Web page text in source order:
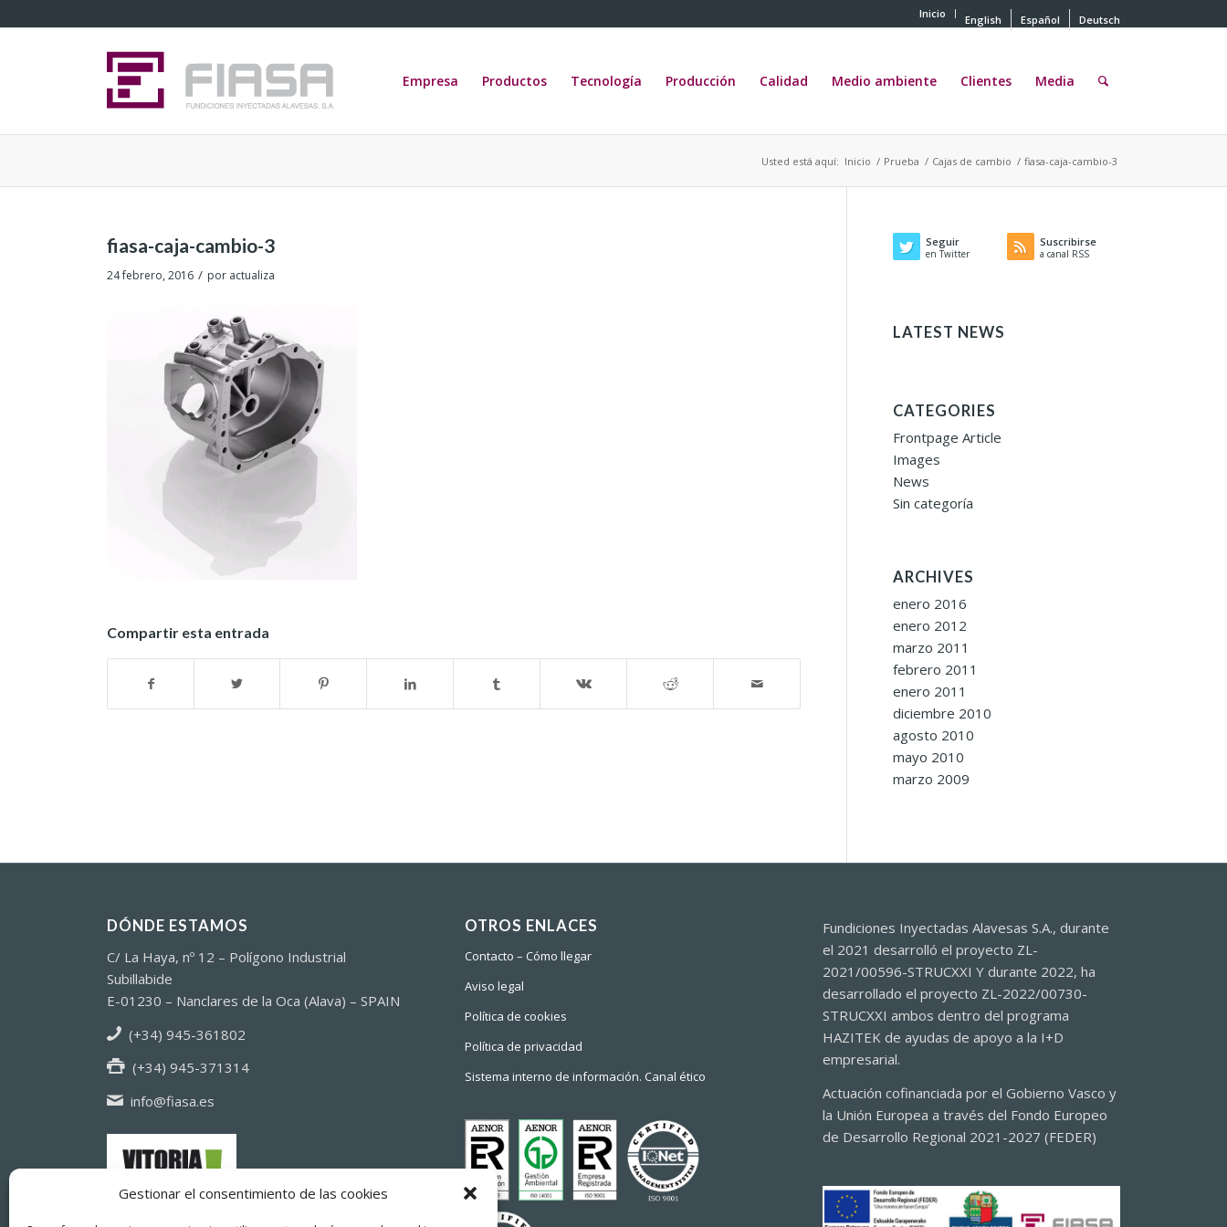
Gestionar el consentimiento de las cookies
Inicio English Español Deutsch
Empresa Productos Tecnología Producción Calidad Medio ambiente Clientes Media
Usted está aquí: Inicio / Prueba / Cajas de cambio / fiasa-caja-cambio-3
fiasa-caja-cambio-3
24 febrero, 2016 / por actualiza
Compartir esta entrada
Seguir
en Twitter
Suscribirse
a canal RSS
LATEST NEWS
CATEGORIES
Frontpage Article
Images
News
Sin categoría
ARCHIVES
enero 2016
enero 2012
marzo 2011
febrero 2011
enero 2011
diciembre 2010
agosto 2010
mayo 2010
marzo 2009
DÓNDE ESTAMOS
C/ La Haya, nº 12 – Polígono Industrial
Subillabide
E-01230 – Nanclares de la Oca (Alava) – SPAIN
(+34) 945-361802
(+34) 945-371314
info@fiasa.es
OTROS ENLACES
Contacto – Cómo llegar
Aviso legal
Política de cookies
Política de privacidad
Sistema interno de información. Canal ético
Fundiciones Inyectadas Alavesas S.A., durante
el 2021 desarrolló el proyecto ZL-
2021/00596-STRUCXXI Y durante 2022, ha
desarrollado el proyecto ZL-2022/00730-
STRUCXXI ambos dentro del programa
HAZITEK de ayudas de apoyo a la I+D
empresarial.
Actuación cofinanciada por el Gobierno Vasco y
la Unión Europea a través del Fondo Europeo
de Desarrollo Regional 2021-2027 (FEDER)